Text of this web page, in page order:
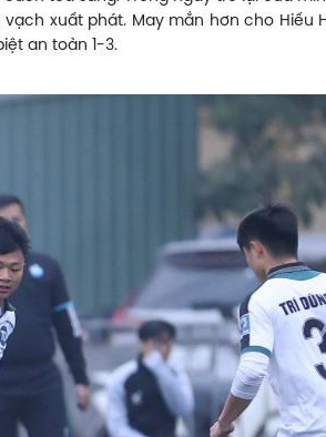
xuất phát. May mắn hơn cho
an toàn 1-3.